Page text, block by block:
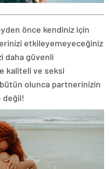
önce kendiniz için
etkileyemeyeceğiniz
daha güvenli
kaliteli ve seksi
olunca partnerinizin
değil!